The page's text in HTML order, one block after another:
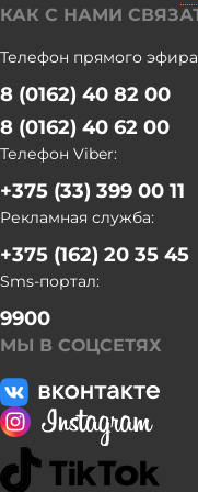
Каменецкого и
тыс. т намолотили
Барановичского
сельскому хозяйству и
облисполкома. На
зернобобовых культур
КАК С НАМИ
Телефон прямого
8 (0162) 40 82 00
8 (0162) 40 62 00
Телефон Viber:
+375 (33) 399 00 11
Рекламная служба:
+375 (162) 20 35 45
Sms-портал:
9900
МЫ В СОЦСЕТЯХ